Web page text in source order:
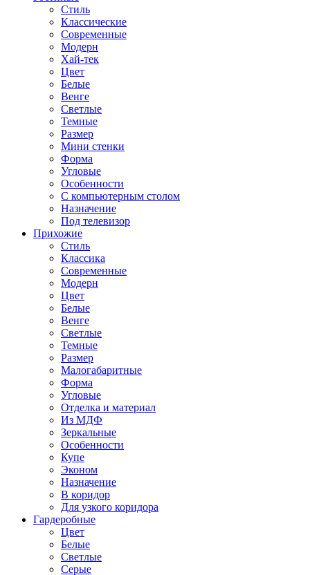
Стиль
Классические
Современные
Модерн
Хай-тек
Цвет
Белые
Венге
Светлые
Темные
Размер
Мини стенки
Форма
Угловые
Особенности
С компьютерным столом
Назначение
Под телевизор
Прихожие
Стиль
Классика
Современные
Модерн
Цвет
Белые
Венге
Светлые
Темные
Размер
Малогабаритные
Форма
Угловые
Отделка и материал
Из МДФ
Зеркальные
Особенности
Купе
Эконом
Назначение
В коридор
Для узкого коридора
Гардеробные
Цвет
Белые
Светлые
Серые